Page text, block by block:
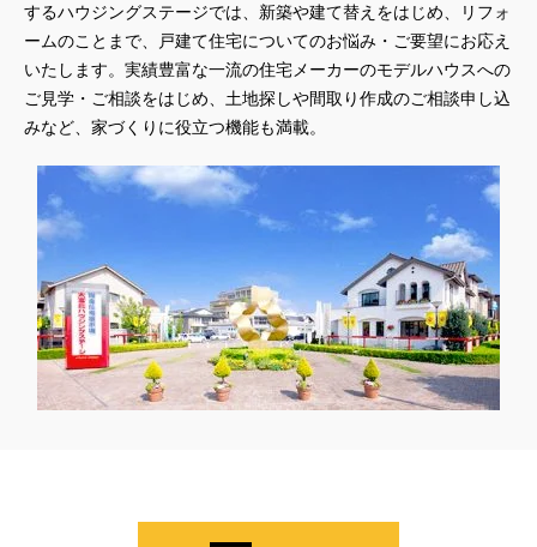
するハウジングステージでは、新築や建て替えをはじめ、リフォ
ームのことまで、戸建て住宅についてのお悩み・ご要望にお応え
いたします。実績豊富な一流の住宅メーカーのモデルハウスへの
ご見学・ご相談をはじめ、土地探しや間取り作成のご相談申し込
みなど、家づくりに役立つ機能も満載。